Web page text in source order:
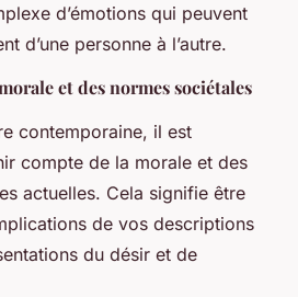
d’émotions qui peuvent
d’une personne à l’autre.
et des normes sociétales
contemporaine, il est
compte de la morale et des
actuelles. Cela signifie être
de vos descriptions
du désir et de